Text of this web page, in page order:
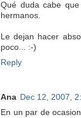
Qué duda cabe
hermanos.
Le dejan hacer
poco... :-)
Reply
Ana Dec 12, 2007,
En un par de